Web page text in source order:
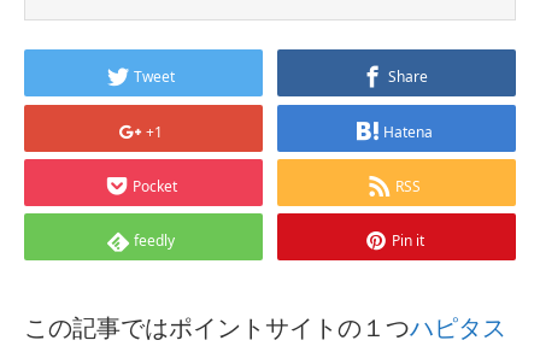
Tweet Share
+1 Hatena
Pocket RSS
feedly Pin it
この記事ではポイントサイトの１つハピタス